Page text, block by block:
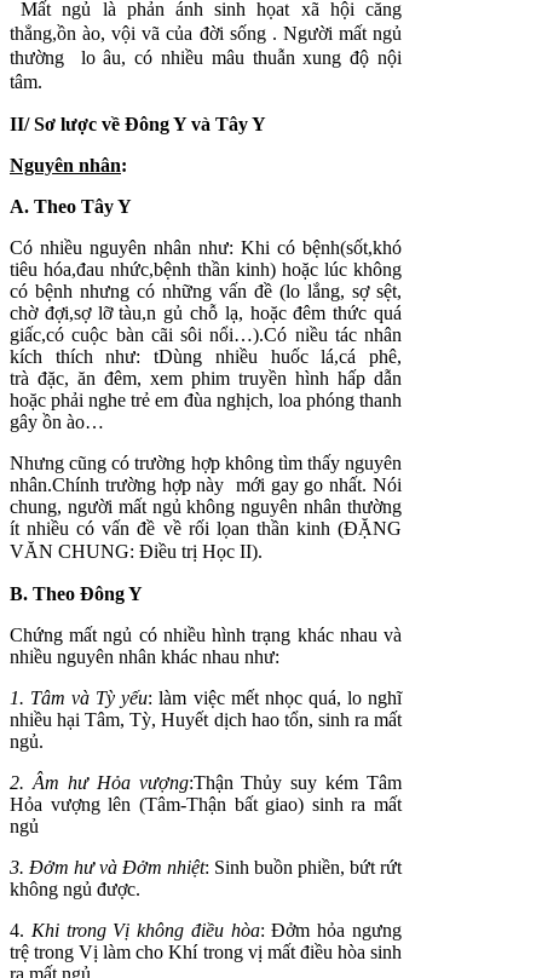
Mất ngủ là phản ánh sinh họat xã hội căng
thẳng,ồn ào, vội vã của đời sống . Người mất ngủ
thường lo âu, có nhiều mâu thuẫn xung độ nội
tâm.
II/ Sơ lược về Đông Y và Tây Y
Nguyên nhân:
A. Theo Tây Y
Có nhiều nguyên nhân như: Khi có bệnh(sốt,khó
tiêu hóa,đau nhức,bệnh thần kinh) hoặc lúc không
có bệnh nhưng có những vấn đề (lo lắng, sợ sệt,
chờ đợi,sợ lỡ tàu,n gủ chỗ lạ, hoặc đêm thức quá
giấc,có cuộc bàn cãi sôi nổi…).Có niều tác nhân
kích thích như: tDùng nhiều huốc lá,cá phê,
trà đặc, ăn đêm, xem phim truyền hình hấp dẫn
hoặc phải nghe trẻ em đùa nghịch, loa phóng thanh
gây ồn ào…
Nhưng cũng có trường hợp không tìm thấy nguyên
nhân.Chính trường hợp này mới gay go nhất. Nói
chung, người mất ngủ không nguyên nhân thường
ít nhiều có vấn đề về rối lọan thần kinh (ĐẶNG
VĂN CHUNG: Điều trị Học II).
B. Theo Đông Y
Chứng mất ngủ có nhiều hình trạng khác nhau và
nhiều nguyên nhân khác nhau như:
1. Tâm và Tỳ yếu: làm việc mết nhọc quá, lo nghĩ
nhiều hại Tâm, Tỳ, Huyết dịch hao tổn, sinh ra mất
ngủ.
2. Âm hư Hỏa vượng:Thận Thủy suy kém Tâm
Hỏa vượng lên (Tâm-Thận bất giao) sinh ra mất
ngủ
3. Đởm hư và Đởm nhiệt: Sinh buồn phiền, bứt rứt
không ngủ được.
4. Khi trong Vị không điều hòa: Đởm hỏa ngưng
trệ trong Vị làm cho Khí trong vị mất điều hòa sinh